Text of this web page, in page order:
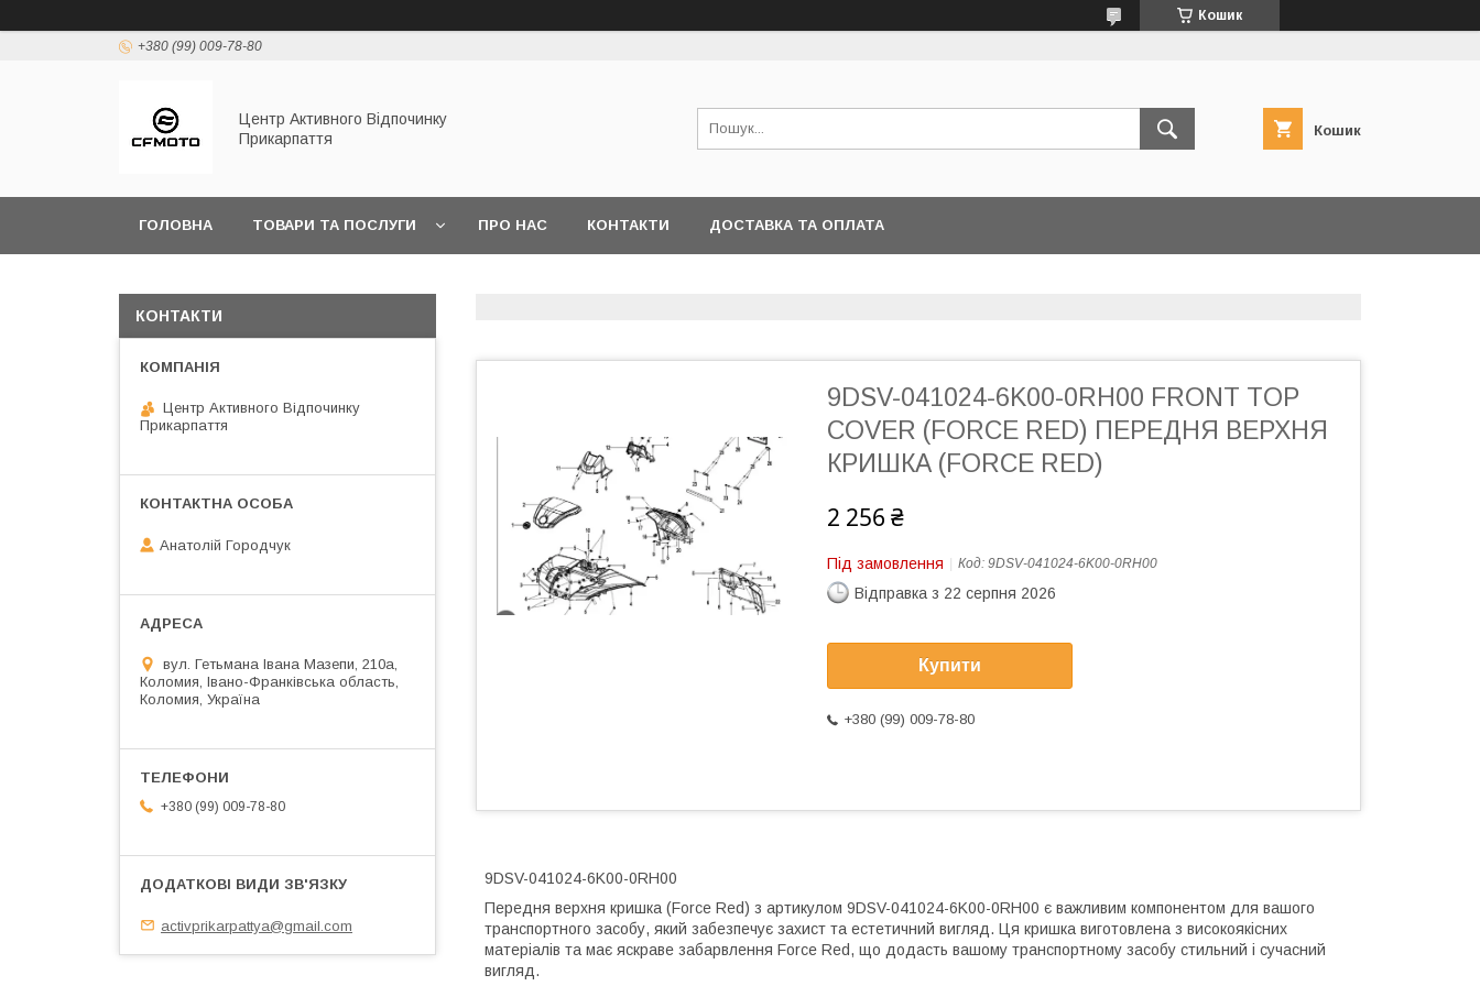
Кошик
+380 (99) 009-78-80
Центр Активного Відпочинку
Прикарпаття
Кошик
ГОЛОВНА ТОВАРИ ТА ПОСЛУГИ ПРО НАС КОНТАКТИ ДОСТАВКА ТА ОПЛАТА
9DSV-041024-6K00-0RH00 FRONT TOP
COVER (FORCE RED) ПЕРЕДНЯ ВЕРХНЯ
КРИШКА (FORCE RED)
2 256 ₴
Під замовлення Код: 9DSV-041024-6K00-0RH00
Відправка з 22 серпня 2026
Купити
+380 (99) 009-78-80
9DSV-041024-6K00-0RH00
Передня верхня кришка (Force Red) з артикулом 9DSV-041024-6K00-0RH00 є важливим компонентом для вашого
транспортного засобу, який забезпечує захист та естетичний вигляд. Ця кришка виготовлена з високоякісних
матеріалів та має яскраве забарвлення Force Red, що додасть вашому транспортному засобу стильний і сучасний
вигляд.
КОНТАКТИ
Центр Активного Відпочинку
Прикарпаття
Анатолій Городчук
вул. Гетьмана Івана Мазепи, 210а,
Коломия, Івано-Франківська область,
Коломия, Україна
+380 (99) 009-78-80
activprikarpattya@gmail.com